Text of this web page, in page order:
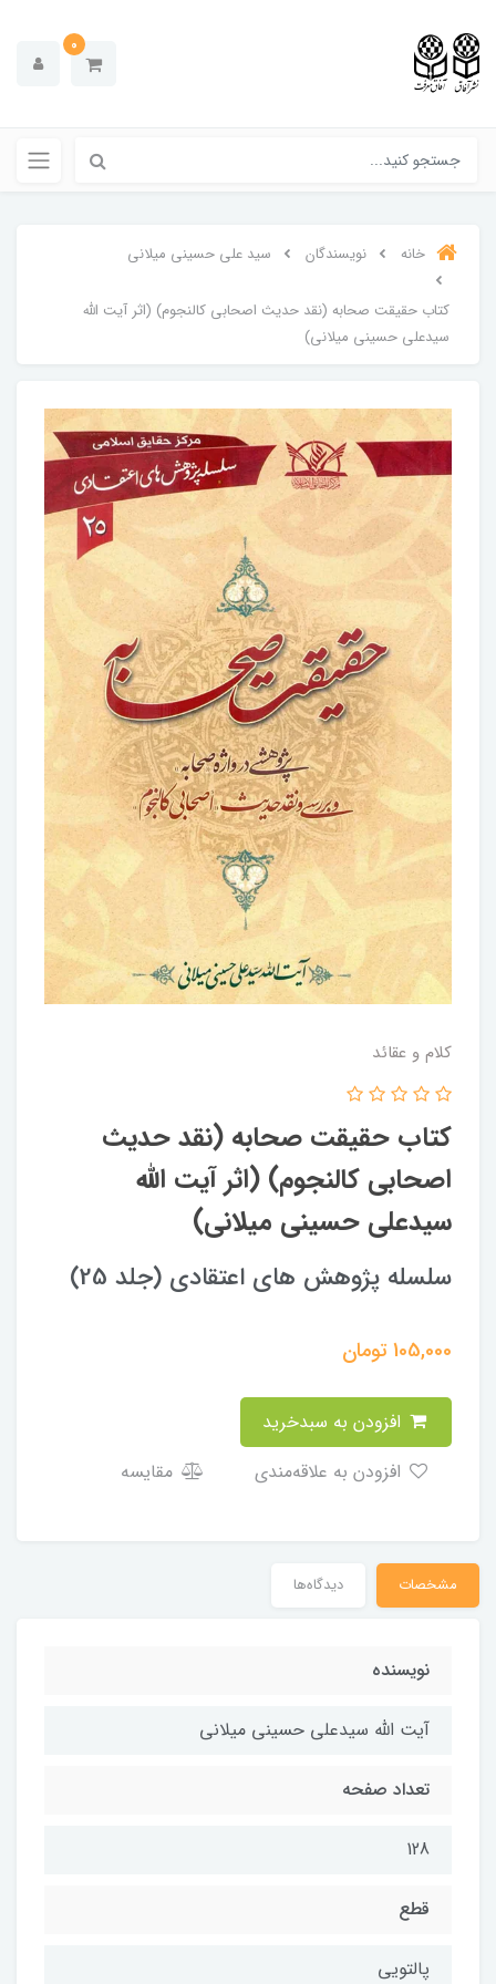
0
خانه نویسندگان سید علی حسینی میلانی
کتاب حقیقت صحابه (نقد حدیث اصحابی کالنجوم) (اثر آیت الله
سیدعلی حسینی میلانی)
کلام و عقائد
کتاب حقیقت صحابه (نقد حدیث
اصحابی کالنجوم) (اثر آیت الله
سیدعلی حسینی میلانی)
سلسله پژوهش های اعتقادی (جلد 25)
105,000تومان
مقایسه
مشخصات دیدگاه‌ها
نویسنده
آیت الله سیدعلی حسینی میلانی
تعداد صفحه
128
قطع
پالتویی